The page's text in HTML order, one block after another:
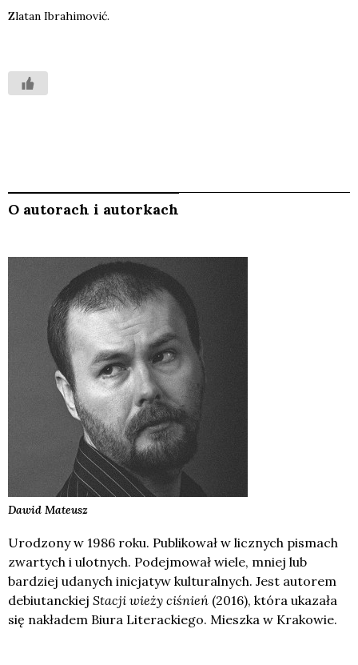
Zla­tan Ibra­hi­mo­vić.
O autorach i autorkach
Dawid Mateusz
Urodzony w 1986 roku. Publikował w licznych pismach
zwartych i ulotnych. Podejmował wiele, mniej lub
bardziej udanych inicjatyw kulturalnych. Jest autorem
debiutanckiej Stacji wieży ciśnień (2016), która ukazała
się nakładem Biura Literackiego. Mieszka w Krakowie.